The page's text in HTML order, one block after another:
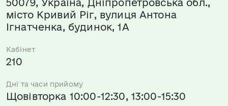
50079, Україна, Дніпропетровська обл.,
місто Кривий Ріг, вулиця Антона
Ігнатченка, будинок, 1А
Кабінет
210
Дні та часи прийому
Щовівторка 10:00-12:30, 13:00-15:30